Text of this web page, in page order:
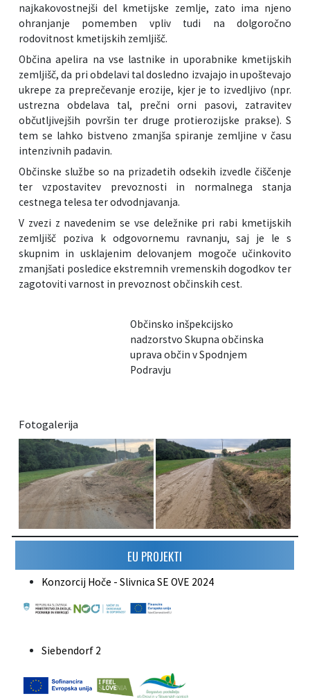
najkakovostnejši del kmetijske zemlje, zato ima njeno
ohranjanje pomemben vpliv tudi na dolgoročno
rodovitnost kmetijskih zemljišč.
Občina apelira na vse lastnike in uporabnike kmetijskih
zemljišč, da pri obdelavi tal dosledno izvajajo in upoštevajo
ukrepe za preprečevanje erozije, kjer je to izvedljivo (npr.
ustrezna obdelava tal, prečni orni pasovi, zatravitev
občutljivejših površin ter druge protierozijske prakse). S
tem se lahko bistveno zmanjša spiranje zemljine v času
intenzivnih padavin.
Občinske službe so na prizadetih odsekih izvedle čiščenje
ter vzpostavitev prevoznosti in normalnega stanja
cestnega telesa ter odvodnjavanja.
V zvezi z navedenim se vse deležnike pri rabi kmetijskih
zemljišč poziva k odgovornemu ravnanju, saj je le s
skupnim in usklajenim delovanjem mogoče učinkovito
zmanjšati posledice ekstremnih vremenskih dogodkov ter
zagotoviti varnost in prevoznost občinskih cest.
Občinsko inšpekcijsko
nadzorstvo Skupna občinska
uprava občin v Spodnjem
Podravju
Fotogalerija
EU PROJEKTI
Konzorcij Hoče - Slivnica SE OVE 2024
Siebendorf 2